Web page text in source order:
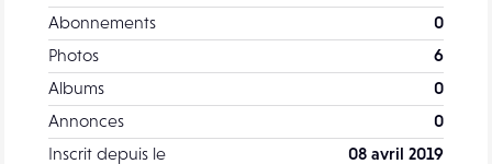
Abonnements
0
Photos
6
Albums
0
Annonces
0
Inscrit depuis le
08 avril 2019